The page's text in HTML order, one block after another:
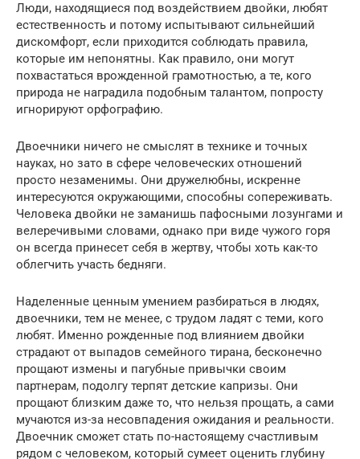
Люди, находящиеся под воздействием двойки, любят
естественность и потому испытывают сильнейший
дискомфорт, если приходится соблюдать правила,
которые им непонятны. Как правило, они могут
похвастаться врожденной грамотностью, а те, кого
природа не наградила подобным талантом, попросту
игнорируют орфографию.
Двоечники ничего не смыслят в технике и точных
науках, но зато в сфере человеческих отношений
просто незаменимы. Они дружелюбны, искренне
интересуются окружающими, способны сопереживать.
Человека двойки не заманишь пафосными лозунгами и
велеречивыми словами, однако при виде чужого горя
он всегда принесет себя в жертву, чтобы хоть как-то
облегчить участь бедняги.
Наделенные ценным умением разбираться в людях,
двоечники, тем не менее, с трудом ладят с теми, кого
любят. Именно рожденные под влиянием двойки
страдают от выпадов семейного тирана, бесконечно
прощают измены и пагубные привычки своим
партнерам, подолгу терпят детские капризы. Они
прощают близким даже то, что нельзя прощать, а сами
мучаются из-за несовпадения ожидания и реальности.
Двоечник сможет стать по-настоящему счастливым
рядом с человеком, который сумеет оценить глубину